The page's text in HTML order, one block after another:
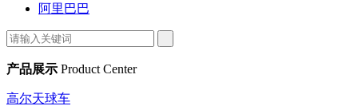
阿里巴巴
产品展示 Product Center
高尔天球车